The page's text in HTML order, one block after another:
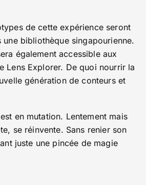
de cette expérience seront
une bibliothèque singapourienne.
également accessible aux
Lens Explorer. De quoi nourrir la
génération de conteurs et
en mutation. Lentement mais
se réinvente. Sans renier son
juste une pincée de magie